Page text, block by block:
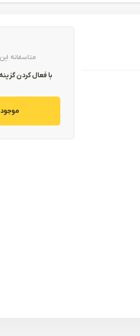
متاسفانه
با فعال کردن